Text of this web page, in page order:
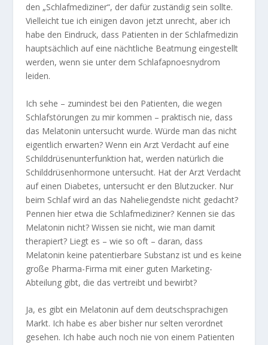
den „Schlafmediziner“, der dafür zuständig sein sollte.
Vielleicht tue ich einigen davon jetzt unrecht, aber ich
habe den Eindruck, dass Patienten in der Schlafmedizin
hauptsächlich auf eine nächtliche Beatmung eingestellt
werden, wenn sie unter dem Schlafapnoesnydrom
leiden.
Ich sehe – zumindest bei den Patienten, die wegen
Schlafstörungen zu mir kommen – praktisch nie, dass
das Melatonin untersucht wurde. Würde man das nicht
eigentlich erwarten? Wenn ein Arzt Verdacht auf eine
Schilddrüsenunterfunktion hat, werden natürlich die
Schilddrüsenhormone untersucht. Hat der Arzt Verdacht
auf einen Diabetes, untersucht er den Blutzucker. Nur
beim Schlaf wird an das Naheliegendste nicht gedacht?
Pennen hier etwa die Schlafmediziner? Kennen sie das
Melatonin nicht? Wissen sie nicht, wie man damit
therapiert? Liegt es – wie so oft – daran, dass
Melatonin keine patentierbare Substanz ist und es keine
große Pharma-Firma mit einer guten Marketing-
Abteilung gibt, die das vertreibt und bewirbt?
Ja, es gibt ein Melatonin auf dem deutschsprachigen
Markt. Ich habe es aber bisher nur selten verordnet
gesehen. Ich habe auch noch nie von einem Patienten